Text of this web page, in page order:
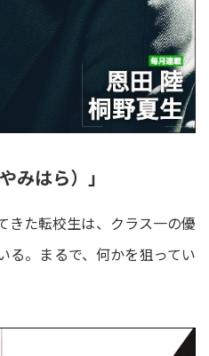
みはら）」
きた転校生は、クラス一の優
る。まるで、何かを狙ってい